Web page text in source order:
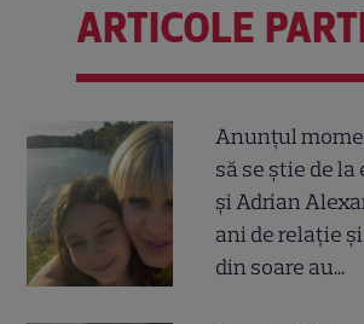
ARTICOLE
Anunțul
să se știe de la
și Adrian
ani de relație
din soare au...